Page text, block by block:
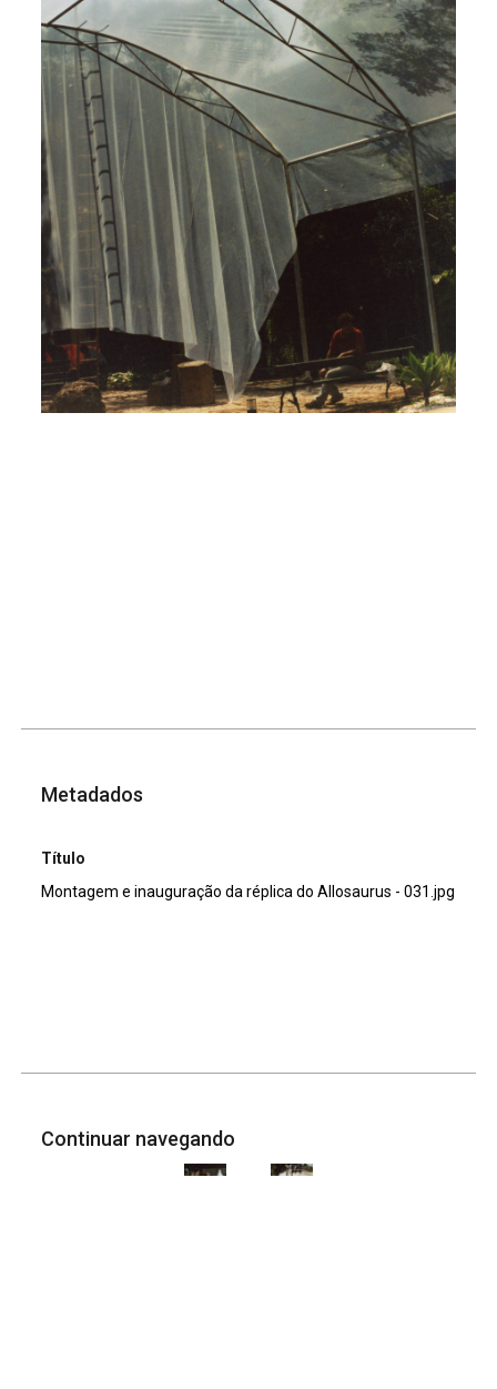
Metadados
Título
Montagem e inauguração da réplica do Allosaurus - 031.jpg
Continuar navegando